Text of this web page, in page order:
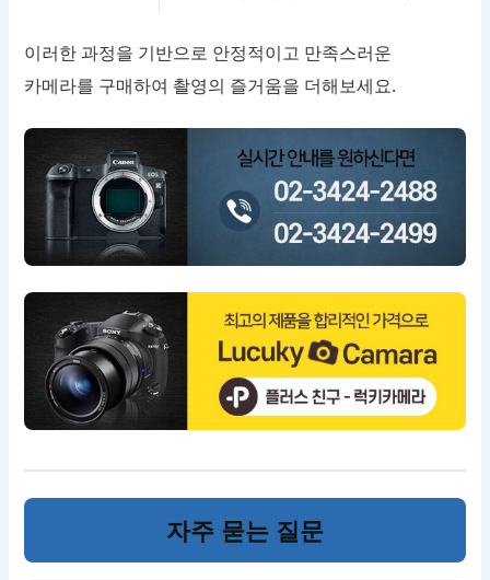
이러한 과정을 기반으로 안정적이고 만족스러운
카메라를 구매하여 촬영의 즐거움을 더해보세요.
자주 묻는 질문